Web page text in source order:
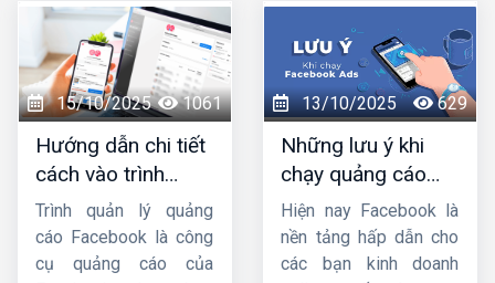
vì không biết nên sử
dụng ads target gì phù
hợp với sản phẩm/
dịch vụ của mình.
Trong bài chia sẻ này,
HIGsẽ hướng dẫn
cách nhắm mục tiêu
chi tiết trong quảng
cáo facebook. Mời
các bạn cùng theo dõi
facebook từ a đến
zcủaCông ty HIG
để
nắm rõ nhé !
15/10/2025 1061
Hướng dẫn chi tiết
cách vào trình
quản lý quảng cáo
trên facebook
Trình quản lý quảng
cáo Facebook là công
cụ quảng cáo của
13/10/2025 629
Những lưu ý khi
chạy quảng cáo
facebook mà bạn
cần phải biết
Hiện nay Facebook là
nền tảng hấp dẫn cho
các bạn kinh doanh